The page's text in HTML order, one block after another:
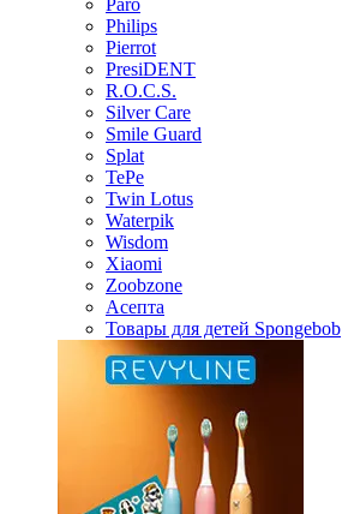
Paro
Philips
Pierrot
PresiDENT
R.O.C.S.
Silver Care
Smile Guard
Splat
TePe
Twin Lotus
Waterpik
Wisdom
Xiaomi
Zoobzone
Асепта
Товары для детей Spongebob